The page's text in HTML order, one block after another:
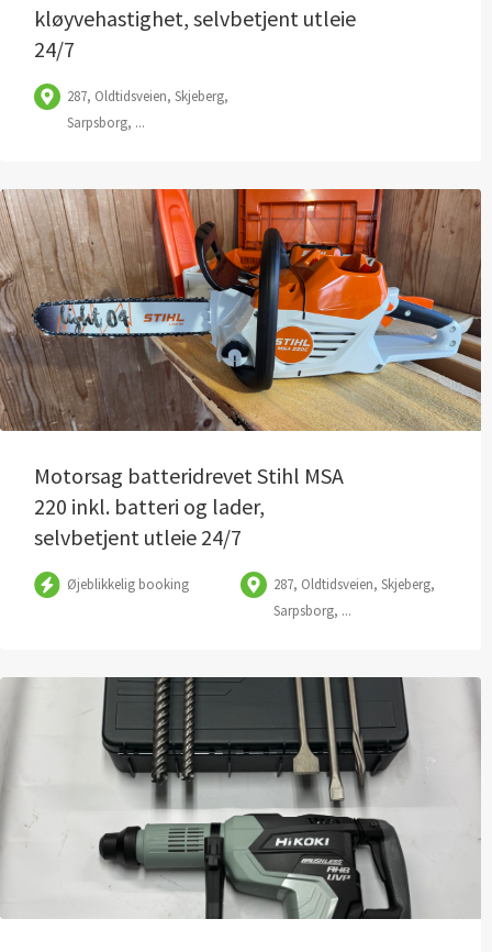
kløyvehastighet, selvbetjent utleie
24/7
287, Oldtidsveien, Skjeberg,
Sarpsborg, ...
Motorsag batteridrevet Stihl MSA
220 inkl. batteri og lader,
selvbetjent utleie 24/7
Øjeblikkelig booking
287, Oldtidsveien, Skjeberg,
Sarpsborg, ...